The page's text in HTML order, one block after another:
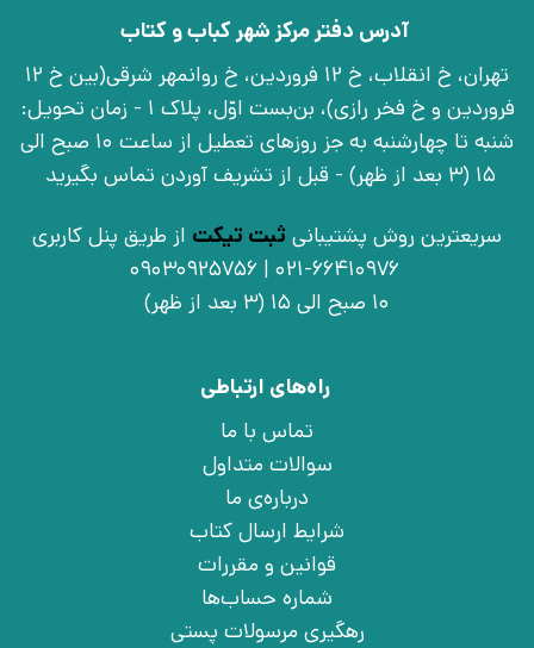
آدرس دفتر مرکز شهر کباب و کتاب
تهران، خ انقلاب، خ 12 فروردین، خ روانمهر شرقی(بین خ 12
فروردین و خ فخر رازی)، بن‌بست اوّل، پلاک 1 - زمان تحویل:
شنبه تا چهارشنبه به جز روزهای تعطیل از ساعت 10 صبح الی
15 (3 بعد از ظهر) - قبل از تشریف آوردن تماس بگیرید
سریعترین روش پشتیبانی ثبت تیکت از طریق پنل کاربری
021-66410976 | 09030925756
10 صبح الی 15 (3 بعد از ظهر)
راه‌های ارتباطی
تماس با ما
سوالات متداول
درباره‌ی ما
شرایط ارسال کتاب
قوانین و مقررات
شماره حساب‌ها
رهگیری مرسولات پستی